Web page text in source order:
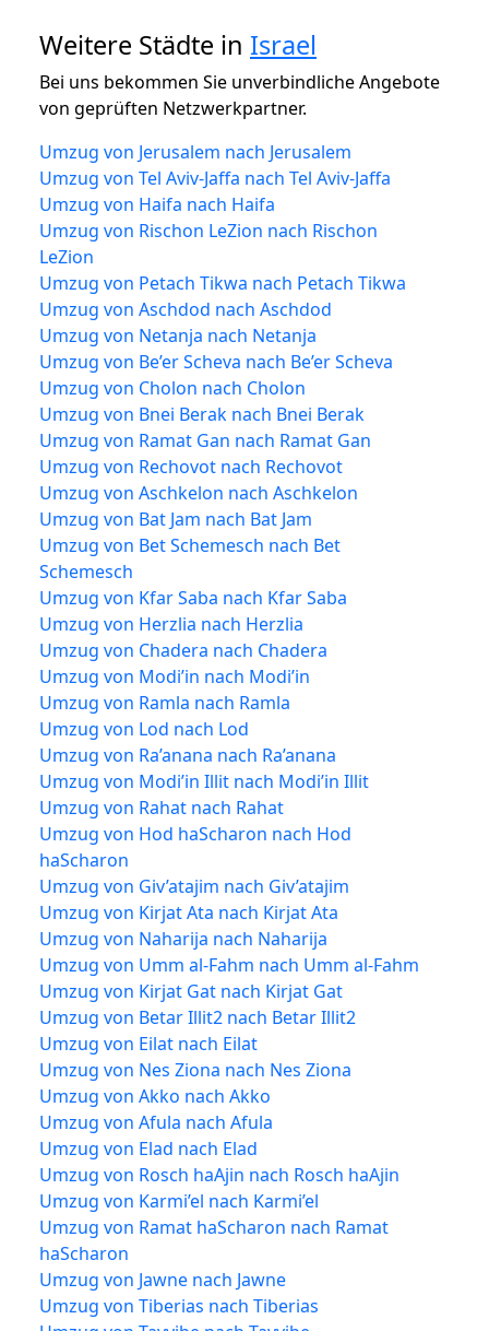
Weitere Städte in Israel
Bei uns bekommen Sie unverbindliche Angebote
von geprüften Netzwerkpartner.
Umzug von Jerusalem nach Jerusalem
Umzug von Tel Aviv-Jaffa nach Tel Aviv-Jaffa
Umzug von Haifa nach Haifa
Umzug von Rischon LeZion nach Rischon
LeZion
Umzug von Petach Tikwa nach Petach Tikwa
Umzug von Aschdod nach Aschdod
Umzug von Netanja nach Netanja
Umzug von Be’er Scheva nach Be’er Scheva
Umzug von Cholon nach Cholon
Umzug von Bnei Berak nach Bnei Berak
Umzug von Ramat Gan nach Ramat Gan
Umzug von Rechovot nach Rechovot
Umzug von Aschkelon nach Aschkelon
Umzug von Bat Jam nach Bat Jam
Umzug von Bet Schemesch nach Bet
Schemesch
Umzug von Kfar Saba nach Kfar Saba
Umzug von Herzlia nach Herzlia
Umzug von Chadera nach Chadera
Umzug von Modi’in nach Modi’in
Umzug von Ramla nach Ramla
Umzug von Lod nach Lod
Umzug von Ra’anana nach Ra’anana
Umzug von Modi’in Illit nach Modi’in Illit
Umzug von Rahat nach Rahat
Umzug von Hod haScharon nach Hod
haScharon
Umzug von Giv’atajim nach Giv’atajim
Umzug von Kirjat Ata nach Kirjat Ata
Umzug von Naharija nach Naharija
Umzug von Umm al-Fahm nach Umm al-Fahm
Umzug von Kirjat Gat nach Kirjat Gat
Umzug von Betar Illit2 nach Betar Illit2
Umzug von Eilat nach Eilat
Umzug von Nes Ziona nach Nes Ziona
Umzug von Akko nach Akko
Umzug von Afula nach Afula
Umzug von Elad nach Elad
Umzug von Rosch haAjin nach Rosch haAjin
Umzug von Karmi’el nach Karmi’el
Umzug von Ramat haScharon nach Ramat
haScharon
Umzug von Jawne nach Jawne
Umzug von Tiberias nach Tiberias